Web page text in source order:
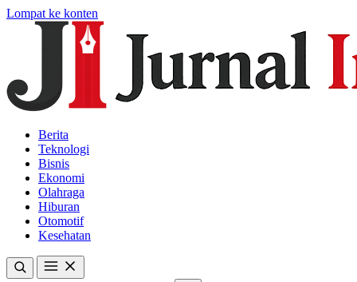
Lompat ke konten
Berita
Teknologi
Bisnis
Ekonomi
Olahraga
Hiburan
Otomotif
Kesehatan